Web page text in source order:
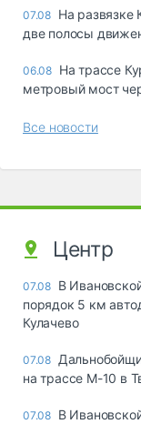
07.08 На
две полосы
06.08 На трассе
метровый мост
Все новости
Центр
07.08 В
порядок 5 км
Кулачево
07.08
на трассе М-10 в
07.08 В